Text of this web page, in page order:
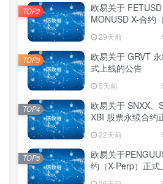
欧易关于 FETUSD
MONUSD X-合约
29天前
TOP2
欧易关于 GRVT
式上线的公告
5天前
TOP3
欧易关于 SNXX、
XBI 股票永续合约
22天前
TOP4
欧易关于
约（X-Perp）正式
TOP5